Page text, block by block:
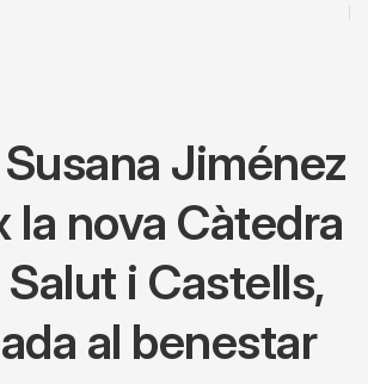
Susana Jiménez
la nova Càtedra
Salut i Castells,
al benestar